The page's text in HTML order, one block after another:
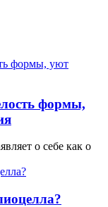
формы,
о себе как о